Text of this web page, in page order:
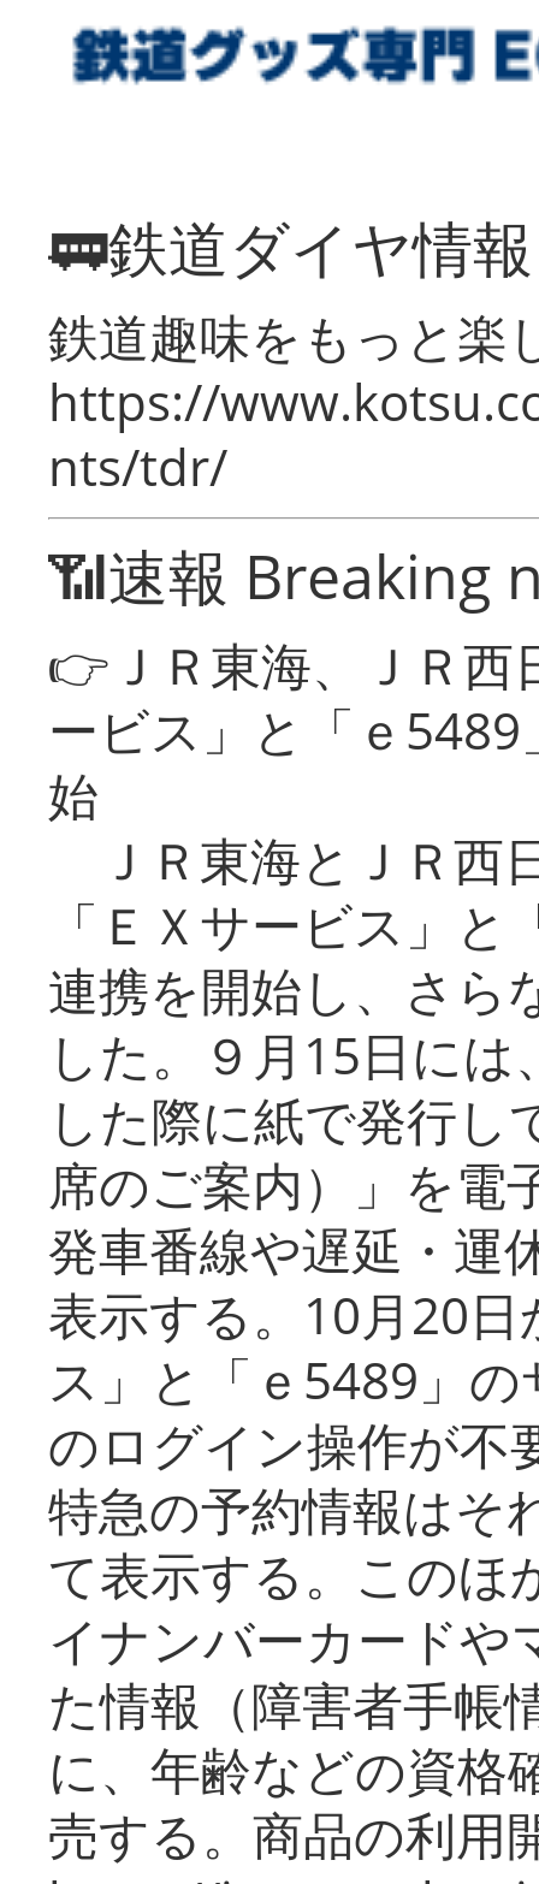
🚃鉄道ダイヤ情
鉄道趣味をもっと楽
https://
nts/tdr/
📶速報 Breaking
👉ＪＲ東海、ＪＲ
ービス」と「ｅ
始
ＪＲ東海とＪＲ西
「ＥＸサービス」
連携を開始し、さら
した。９月15日に
した際に紙で発行し
席のご案内）」を電
発車番線や遅延・運
表示する。10月20
ス」と「ｅ5489」
のログイン操作が不
特急の予約情報はそ
て表示する。このほ
イナンバーカードや
た情報（障害者手帳
に、年齢などの資格
売する。商品の利用